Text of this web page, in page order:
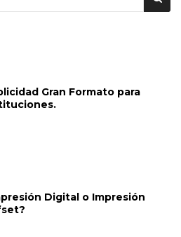
Gran Formato para
Digital o Impresión